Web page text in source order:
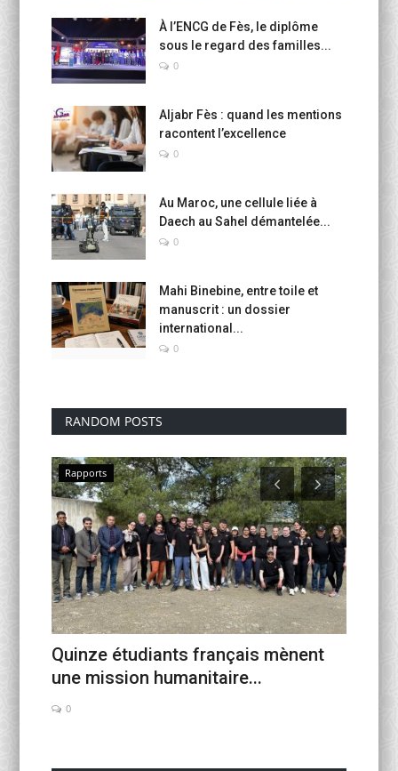
À l’ENCG de Fès, le diplôme
sous le regard des familles...
0
Aljabr Fès : quand les mentions
racontent l’excellence
0
Au Maroc, une cellule liée à
Daech au Sahel démantelée...
0
Mahi Binebine, entre toile et
manuscrit : un dossier
international...
0
RANDOM POSTS
Rapports
une mission humanitaire...
0